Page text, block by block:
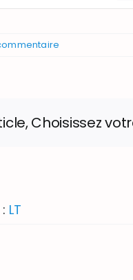
Choisissez
LT